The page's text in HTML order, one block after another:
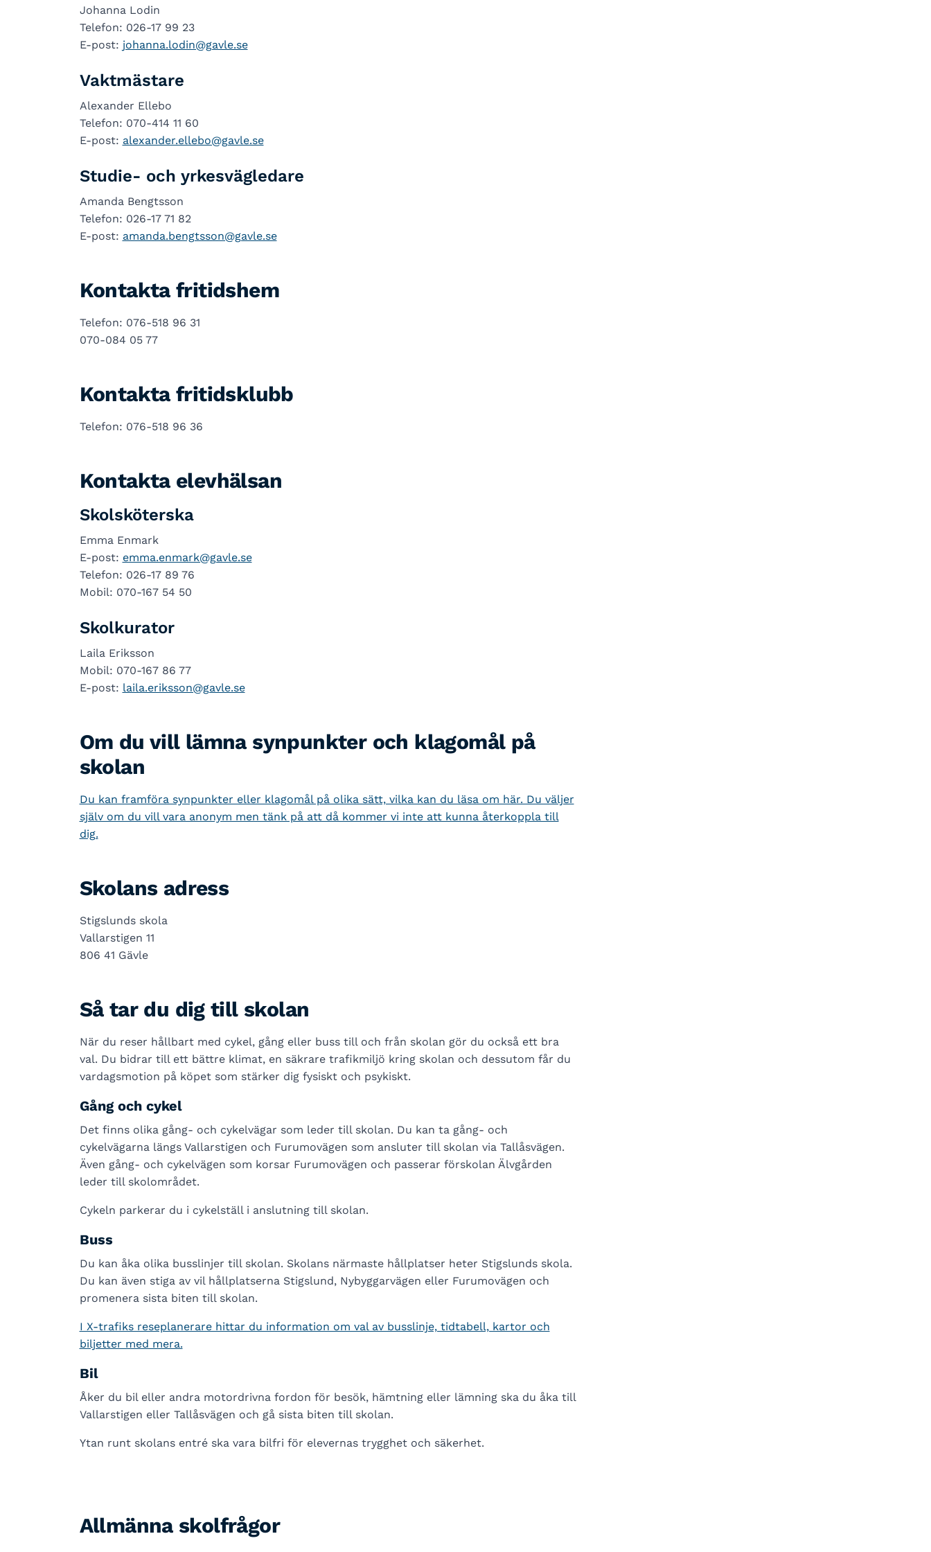
Johanna Lodin
Telefon: 026-17 99 23
E-post: johanna.lodin@gavle.se
Vaktmästare
Alexander Ellebo
Telefon: 070-414 11 60
E-post: alexander.ellebo@gavle.se
Studie- och yrkesvägledare
Amanda Bengtsson
Telefon: 026-17 71 82
E-post: amanda.bengtsson@gavle.se
Kontakta fritidshem
Telefon: 076-518 96 31
070-084 05 77
Kontakta fritidsklubb
Telefon: 076-518 96 36
Kontakta elevhälsan
Skolsköterska
Emma Enmark
E-post: emma.enmark@gavle.se
Telefon: 026-17 89 76
Mobil: 070-167 54 50
Skolkurator
Laila Eriksson
Mobil: 070-167 86 77
E-post: laila.eriksson@gavle.se
Om du vill lämna synpunkter och klagomål på
skolan
Du kan framföra synpunkter eller klagomål på olika sätt, vilka kan du läsa om här. Du väljer
själv om du vill vara anonym men tänk på att då kommer vi inte att kunna återkoppla till
dig.
Skolans adress
Stigslunds skola
Vallarstigen 11
806 41 Gävle
Så tar du dig till skolan
När du reser hållbart med cykel, gång eller buss till och från skolan gör du också ett bra
val. Du bidrar till ett bättre klimat, en säkrare trafikmiljö kring skolan och dessutom får du
vardagsmotion på köpet som stärker dig fysiskt och psykiskt.
Gång och cykel
Det finns olika gång- och cykelvägar som leder till skolan. Du kan ta gång- och
cykelvägarna längs Vallarstigen och Furumovägen som ansluter till skolan via Tallåsvägen.
Även gång- och cykelvägen som korsar Furumovägen och passerar förskolan Älvgården
leder till skolområdet.
Cykeln parkerar du i cykelställ i anslutning till skolan.
Buss
Du kan åka olika busslinjer till skolan. Skolans närmaste hållplatser heter Stigslunds skola.
Du kan även stiga av vil hållplatserna Stigslund, Nybyggarvägen eller Furumovägen och
promenera sista biten till skolan.
I X-trafiks reseplanerare hittar du information om val av busslinje, tidtabell, kartor och
biljetter med mera.
Bil
Åker du bil eller andra motordrivna fordon för besök, hämtning eller lämning ska du åka till
Vallarstigen eller Tallåsvägen och gå sista biten till skolan.
Ytan runt skolans entré ska vara bilfri för elevernas trygghet och säkerhet.
Allmänna skolfrågor